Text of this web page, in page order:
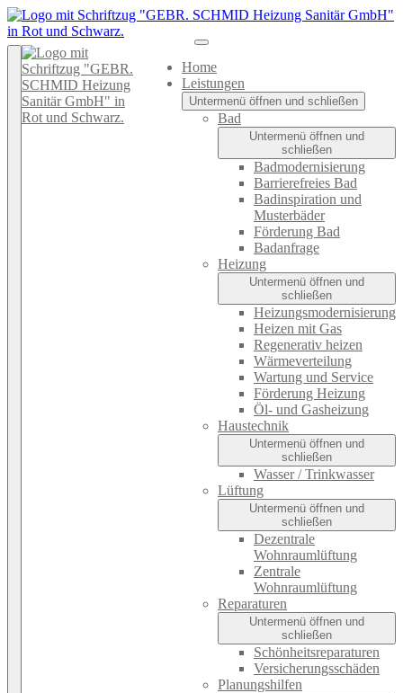
Home
Leistungen
Untermenü öffnen und schließen
Bad
Untermenü öffnen und
schließen
Badmodernisierung
Barrierefreies Bad
Badinspiration und
Musterbäder
Förderung Bad
Badanfrage
Heizung
Untermenü öffnen und
schließen
Heizungsmodernisierung
Heizen mit Gas
Regenerativ heizen
Wärmeverteilung
Wartung und Service
Förderung Heizung
Öl- und Gasheizung
Haustechnik
Untermenü öffnen und
schließen
Wasser / Trinkwasser
Lüftung
Untermenü öffnen und
schließen
Dezentrale
Wohnraumlüftung
Zentrale
Wohnraumlüftung
Reparaturen
Untermenü öffnen und
schließen
Schönheitsreparaturen
Versicherungsschäden
Planungshilfen